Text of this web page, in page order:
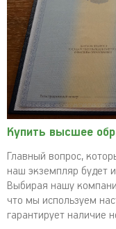
Купить высшее
Главный вопрос,
наш экземпляр будет
Выбирая нашу
что мы используем
гарантирует наличие